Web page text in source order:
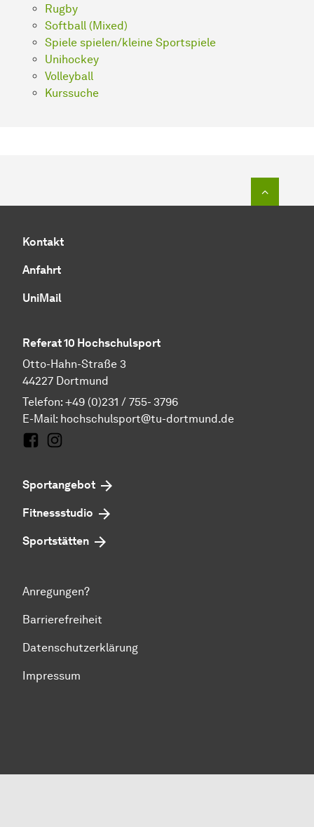
Rugby
Softball (Mixed)
Spiele spielen/kleine Sportspiele
Unihockey
Volleyball
Kurssuche
Kontakt
Anfahrt
UniMail
Referat 10 Hochschulsport
Otto-Hahn-Straße 3
44227 Dortmund
Telefon: +49 (0)231 / 755- 3796
E-Mail: hochschulsport@tu-dortmund.de
Sportangebot
Fitnessstudio
Sportstätten
Anregungen?
Barrierefreiheit
Datenschutzerklärung
Impressum